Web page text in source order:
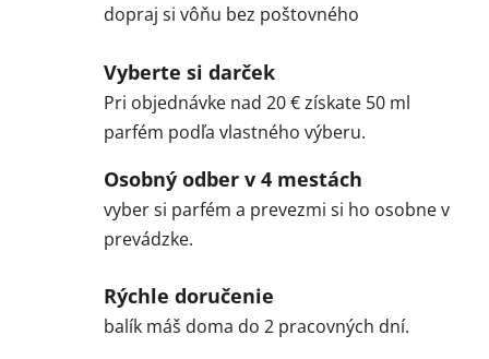
dopraj si vôňu bez poštovného
Vyberte si darček
Pri objednávke nad 20 € získate 50 ml
parfém podľa vlastného výberu.
Osobný odber v 4 mestách
vyber si parfém a prevezmi si ho osobne v
prevádzke.
Rýchle doručenie
balík máš doma do 2 pracovných dní.